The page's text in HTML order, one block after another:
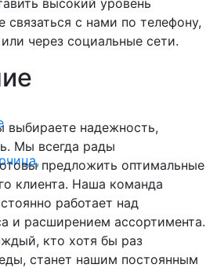
с нами по телефону,
через социальные сети.
выбираете надежность,
Мы всегда рады
предложить оптимальные
клиента. Наша команда
работает над
и расширением ассортимента.
кто хотя бы раз
станет нашим постоянным